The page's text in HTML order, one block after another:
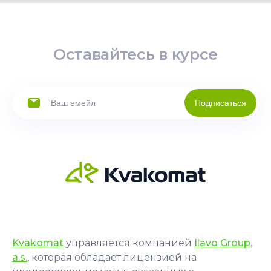
Оставайтесь в курсе
Подписаться
Kvakomat управляется компанией Ilavo Group,
a.s., которая обладает лицензией на